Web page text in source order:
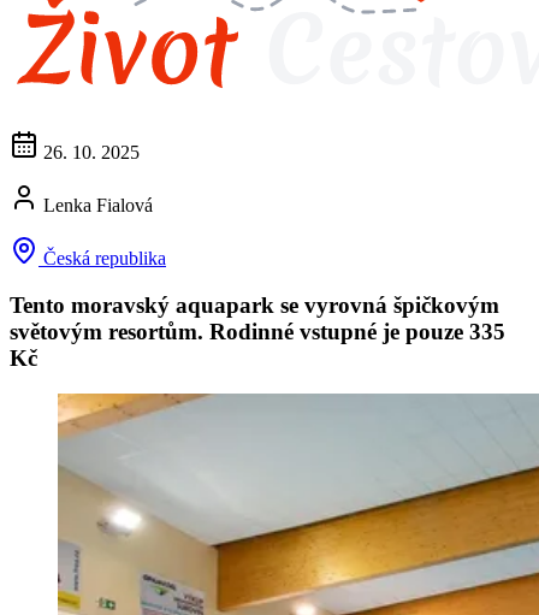
26. 10. 2025
Lenka Fialová
Česká republika
Tento moravský aquapark se vyrovná špičkovým
světovým resortům. Rodinné vstupné je pouze 335
Kč